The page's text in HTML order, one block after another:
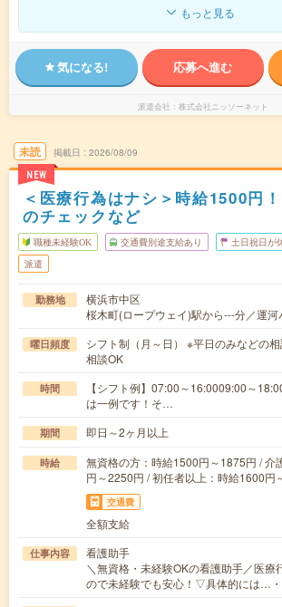
もっと見る
気になる! 応募へ進む
派遣会社 株式会社ニッソーネット
未読
NEW
掲載日 2026/08/09
＜医療行為はナシ＞時給1500円
のチェックなど
職種未経験OK 交通費別途支給あり 土日祝日が
派遣
勤務地
横浜市中区
桜木町(ロープウェイ)駅から---分／運
曜日頻度
シフト制（月～日） ※平日のみなどの
相談OK
時間
【シフト例】07:00～16:0009:00～
は一例です！そ…
期間 即日～2ヶ月以上
時給
無資格の方：時給1500円～1875円 / 介
円～2250円 / 初任者以上：時給1600円
交通費
全額支給
仕事内容
看護助手
＼無資格・未経験OKの看護助手／医療
ので未経験でも安心！▽具体的には…